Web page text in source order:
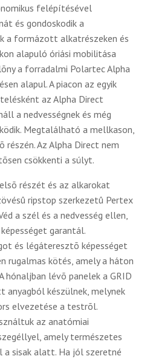
felépítésével
és gondoskodik a
a formázott alkatrészeken és
alapuló óriási mobilitása
a forradalmi Polartec Alpha
alapul. A piacon az egyik
az Alpha Direct
a nedvességnek és még
Megtalálható a mellkason,
Az Alpha Direct nem
csökkenti a súlyt.
részét és az alkarokat
ripstop szerkezetû Pertex
a szél és a nedvesség ellen,
garantál.
és légáteresztõ képességet
rugalmas kötés, amely a háton
hónaljban lévõ panelek a GRID
készülnek, melynek
elvezetése a testrõl.
az anatómiai
amely természetes
sisak alatt. Ha jól szeretné